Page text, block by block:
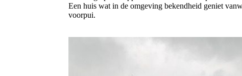
Een huis wat in de omgeving bekendheid geniet
voorpui.